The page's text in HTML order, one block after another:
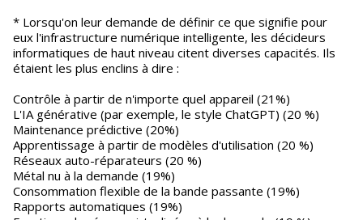
* Lorsqu'on leur demande de définir ce que signifie pour
eux l'infrastructure numérique intelligente, les décideurs
informatiques de haut niveau citent diverses capacités. Ils
étaient les plus enclins à dire :
Contrôle à partir de n'importe quel appareil (21%)
L'IA générative (par exemple, le style ChatGPT) (20 %)
Maintenance prédictive (20%)
Apprentissage à partir de modèles d'utilisation (20 %)
Réseaux auto-réparateurs (20 %)
Métal nu à la demande (19%)
Consommation flexible de la bande passante (19%)
Rapports automatiques (19%)